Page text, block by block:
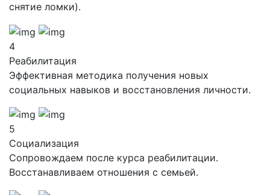
снятие ломки).
4
Реабилитация
Эффективная методика получения новых
социальных навыков и восстановления личности.
5
Социализация
Сопровождаем после курса реабилитации.
Восстанавливаем отношения с семьей.